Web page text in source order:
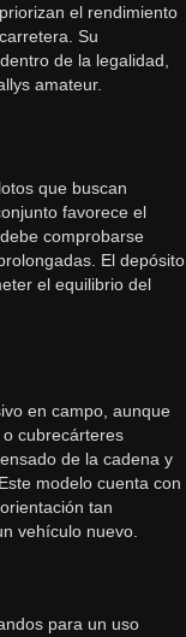
el rendimiento
Su
de la legalidad,
amateur.
que buscan
favorece el
comprobarse
El depósito
el equilibrio del
en campo, aunque
cubrecárteres
de la cadena y
modelo cuenta con
tan
vehículo nuevo.
para un uso